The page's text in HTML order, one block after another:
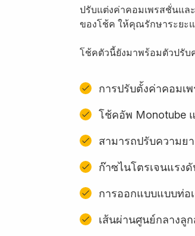
ปรับแต่งค่าคอมเพรสชั่นแล
ของโช้ค ให้คุณรักษาระยะ
โช้คตัวนี้ยังมาพร้อมตัวปรับ
การปรับตั้งค่าคอมเ
โช้คอัพ Monotube
สามารถปรับความย
ก๊าซไนโตรเจนแรงดั
การออกแบบแบบท่อ
เส้นผ่านศูนย์กลางลู